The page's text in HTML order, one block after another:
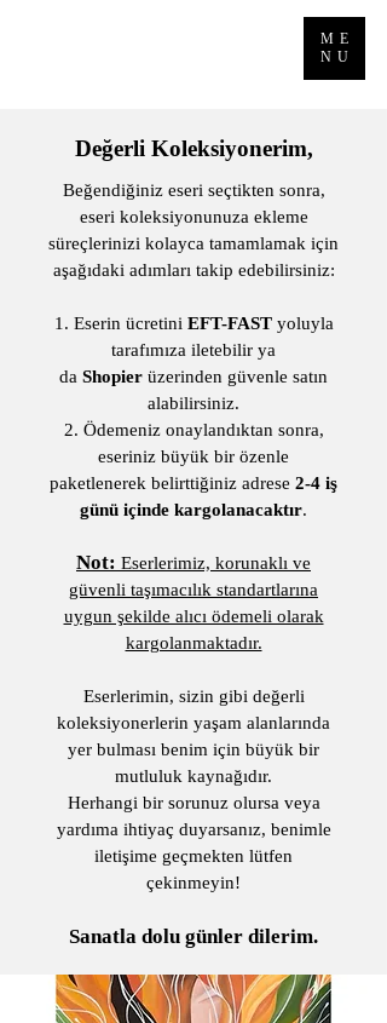
ME
NU
Değerli Koleksiyonerim,
Beğendiğiniz eseri seçtikten sonra,
eseri koleksiyonunuza ekleme
süreçlerinizi kolayca tamamlamak için
aşağıdaki adımları takip edebilirsiniz:
Eserin ücretini EFT-FASTyoluyla
tarafımıza iletebilir ya
da Shopier üzerinden güvenle satın
alabilirsiniz.
Ödemeniz onaylandıktan sonra,
eseriniz büyük bir özenle
paketlenerek belirttiğiniz adrese 2-4 iş
günü içinde kargolanacaktır.
Not: Eserlerimiz, korunaklı ve
güvenli taşımacılık standartlarına
uygun şekilde alıcı ödemeli olarak
kargolanmaktadır.
Eserlerimin, sizin gibi değerli
koleksiyonerlerin yaşam alanlarında
yer bulması benim için büyük bir
mutluluk kaynağıdır.
Herhangi bir sorunuz olursa veya
yardıma ihtiyaç duyarsanız, benimle
iletişime geçmekten lütfen
çekinmeyin!
Sanatla dolu günler dilerim.